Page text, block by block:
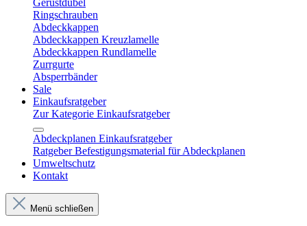
Gerüstdübel
Ringschrauben
Abdeckkappen
Abdeckkappen Kreuzlamelle
Abdeckkappen Rundlamelle
Zurrgurte
Absperrbänder
Sale
Einkaufsratgeber
Zur Kategorie Einkaufsratgeber
Abdeckplanen Einkaufsratgeber
Ratgeber Befestigungsmaterial für Abdeckplanen
Umweltschutz
Kontakt
Menü schließen